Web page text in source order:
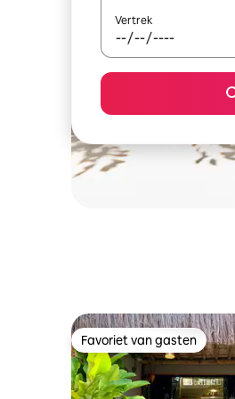
Vertrek
Favoriet van gasten
Favoriet van gasten